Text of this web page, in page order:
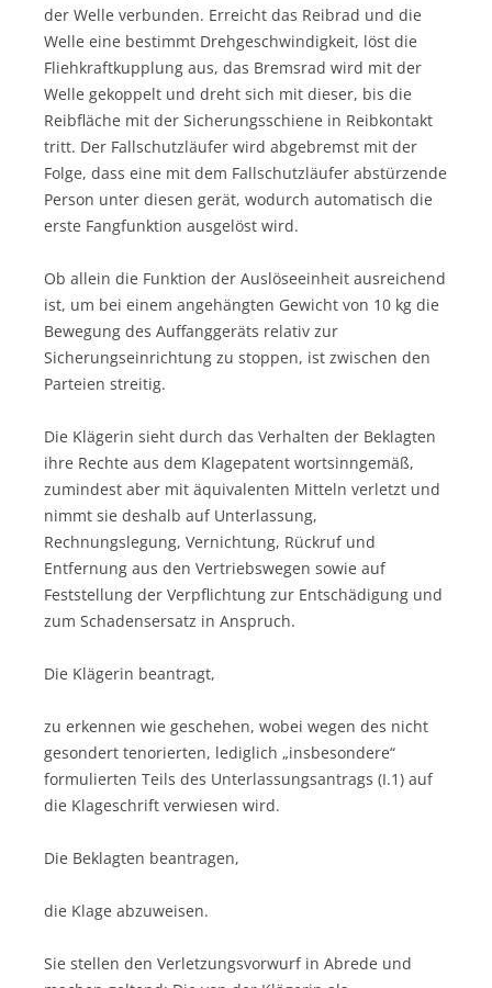
der Welle verbunden. Erreicht das Reibrad und die
Welle eine bestimmt Drehgeschwindigkeit, löst die
Fliehkraftkupplung aus, das Bremsrad wird mit der
Welle gekoppelt und dreht sich mit dieser, bis die
Reibfläche mit der Sicherungsschiene in Reibkontakt
tritt. Der Fallschutzläufer wird abgebremst mit der
Folge, dass eine mit dem Fallschutzläufer abstürzende
Person unter diesen gerät, wodurch automatisch die
erste Fangfunktion ausgelöst wird.
Ob allein die Funktion der Auslöseeinheit ausreichend
ist, um bei einem angehängten Gewicht von 10 kg die
Bewegung des Auffanggeräts relativ zur
Sicherungseinrichtung zu stoppen, ist zwischen den
Parteien streitig.
Die Klägerin sieht durch das Verhalten der Beklagten
ihre Rechte aus dem Klagepatent wortsinngemäß,
zumindest aber mit äquivalenten Mitteln verletzt und
nimmt sie deshalb auf Unterlassung,
Rechnungslegung, Vernichtung, Rückruf und
Entfernung aus den Vertriebswegen sowie auf
Feststellung der Verpflichtung zur Entschädigung und
zum Schadensersatz in Anspruch.
Die Klägerin beantragt,
zu erkennen wie geschehen, wobei wegen des nicht
gesondert tenorierten, lediglich „insbesondere“
formulierten Teils des Unterlassungsantrags (I.1) auf
die Klageschrift verwiesen wird.
Die Beklagten beantragen,
die Klage abzuweisen.
Sie stellen den Verletzungsvorwurf in Abrede und